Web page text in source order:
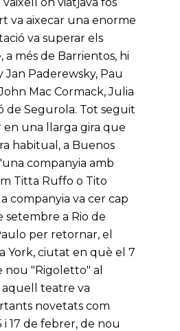
va aixecar una enorme
va superar els
a més de Barrientos, hi
Paderewsky, Pau
Mac Cormack, Julia
de Segurola. Tot seguit
en una llarga gira que
habitual, a Buenos
companyia amb
Titta Ruffo o Tito
companyia va cer cap
setembre a Rio de
per retornar, el
York, ciutat en què el 7
nou "Rigoletto" al
aquell teatre va
novetats com
i 17 de febrer, de nou